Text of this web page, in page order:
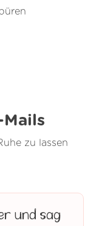
Mails
zu lassen
und sag